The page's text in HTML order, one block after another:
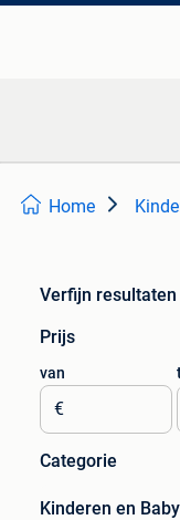
Home
Verfijn resultaten
Prijs
van
€
Categorie
Kinderen en